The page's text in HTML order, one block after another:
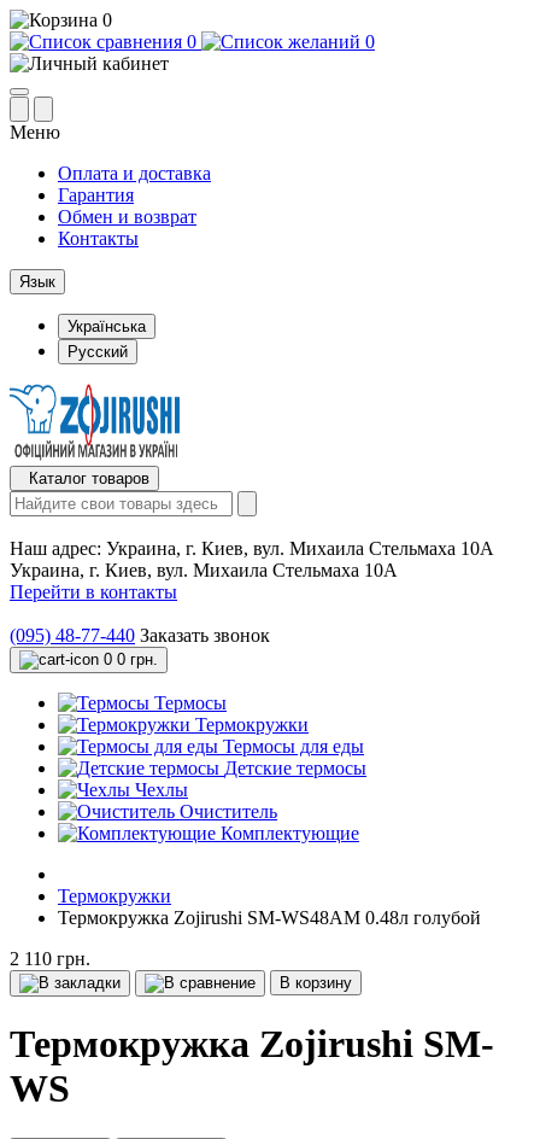
0
0
0
Меню
Оплата и доставка
Гарантия
Обмен и возврат
Контакты
Язык
Українська
Русский
Каталог товаров
Наш адрес: Украина, г. Киев, вул. Михаила Стельмаха 10А
Украина, г. Киев, вул. Михаила Стельмаха 10А
Перейти в контакты
(095) 48-77-440 Заказать звонок
0 0 грн.
Термосы
Термокружки
Термосы для еды
Детские термосы
Чехлы
Очиститель
Комплектующие
Термокружки
Термокружка Zojirushi SM-WS48AM 0.48л голубой
2 110 грн.
В корзину
Термокружка Zojirushi SM-
WS